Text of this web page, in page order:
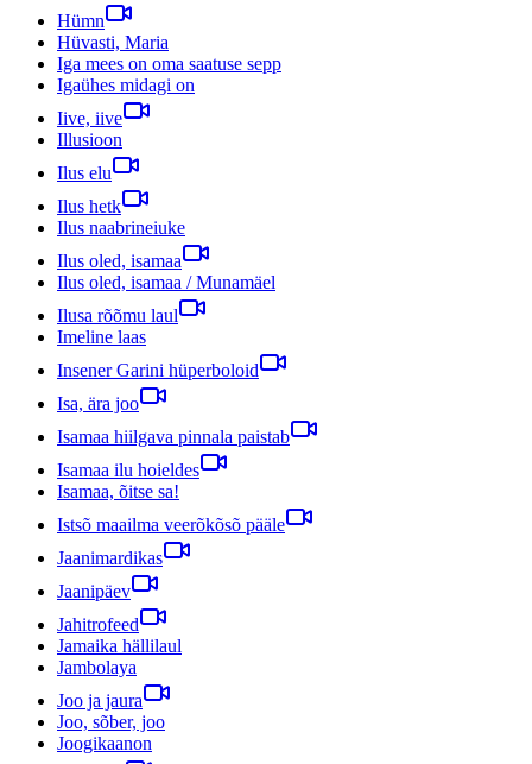
Hümn
Hüvasti, Maria
Iga mees on oma saatuse sepp
Igaühes midagi on
Iive, iive
Illusioon
Ilus elu
Ilus hetk
Ilus naabrineiuke
Ilus oled, isamaa
Ilus oled, isamaa / Munamäel
Ilusa rõõmu laul
Imeline laas
Insener Garini hüperboloid
Isa, ära joo
Isamaa hiilgava pinnala paistab
Isamaa ilu hoieldes
Isamaa, õitse sa!
Istsõ maailma veerõkõsõ pääle
Jaanimardikas
Jaanipäev
Jahitrofeed
Jamaika hällilaul
Jambolaya
Joo ja jaura
Joo, sõber, joo
Joogikaanon